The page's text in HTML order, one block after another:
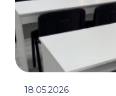
18.05.2026